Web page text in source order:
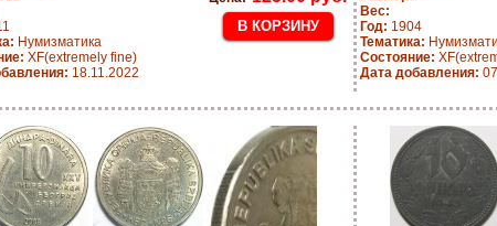
Нумизматика
XF(extremely fine)
18.11.2022
Вес:
Год: 1904
Тематика:
Состояние:
Дата добавления: